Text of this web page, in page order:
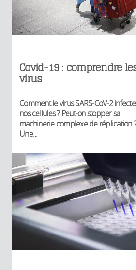
Covid-19 : comprendre
virus
Comment le virus SARS-CoV-2
nos cellules ? Peut-on stopper sa
machinerie complexe de réplication ?
Une...